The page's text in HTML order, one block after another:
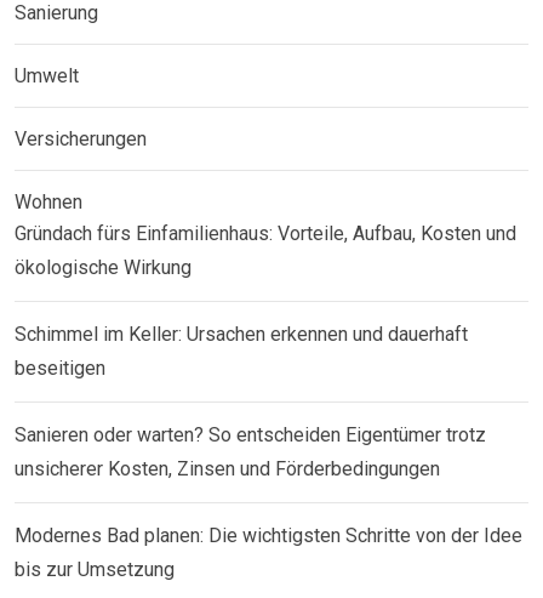
Sanierung
Umwelt
Versicherungen
Wohnen
Gründach fürs Einfamilienhaus: Vorteile, Aufbau, Kosten und
ökologische Wirkung
Schimmel im Keller: Ursachen erkennen und dauerhaft
beseitigen
Sanieren oder warten? So entscheiden Eigentümer trotz
unsicherer Kosten, Zinsen und Förderbedingungen
Modernes Bad planen: Die wichtigsten Schritte von der Idee
bis zur Umsetzung